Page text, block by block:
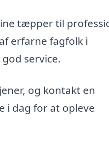
tæpper til
erfarne fagfolk i
service.
og kontakt en
i dag for at opleve